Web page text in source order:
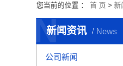
您当前的位置 ： 首 页 > 新
新闻资讯 News
N
公司新闻